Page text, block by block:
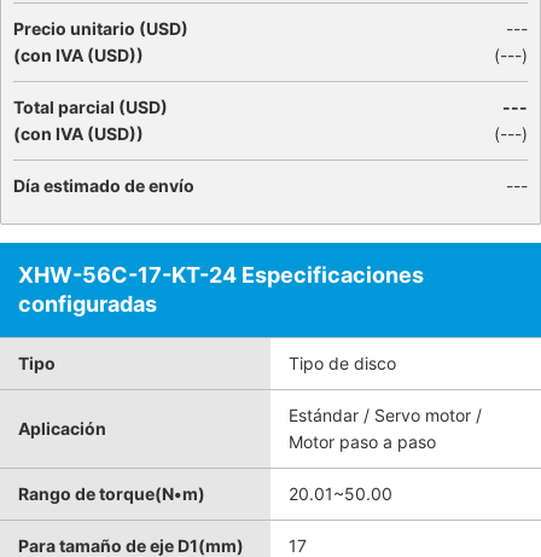
Precio unitario (USD)
(con IVA (USD))
---
(---)
Total parcial (USD)
(con IVA (USD))
---
(---)
Día estimado de envío ---
XHW-56C-17-KT-24 Especificaciones
configuradas
Tipo Tipo de disco
Aplicación
Estándar / Servo motor /
Motor paso a paso
Rango de torque(N•m) 20.01~50.00
Para tamaño de eje D1(mm) 17